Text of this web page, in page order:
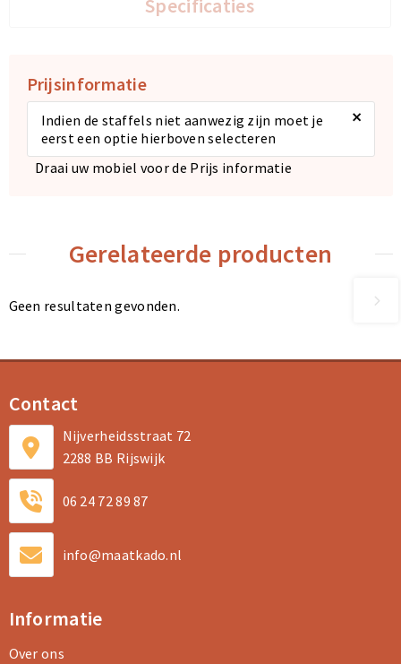
Toilettassen
Documententassen
Heuptassen
Toilettassen
Documententassen
Heuptassen
Specificaties
Prijsinformatie
Indien de staffels niet aanwezig zijn moet je
eerst een optie hierboven selecteren
×
Draai uw mobiel voor de Prijs informatie
Gerelateerde producten
Geen resultaten gevonden.
Contact
Nijverheidsstraat 72
2288 BB Rijswijk
06 24 72 89 87
info@maatkado.nl
Informatie
Over ons